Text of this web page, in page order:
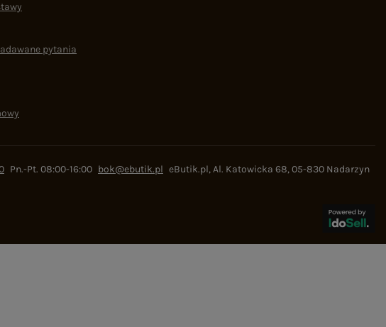
pytania
Pn.-Pt. 08:00-16:00 bok@ebutik.pl eButik.pl,Al. Katowicka 68,05-830 Nadarzyn